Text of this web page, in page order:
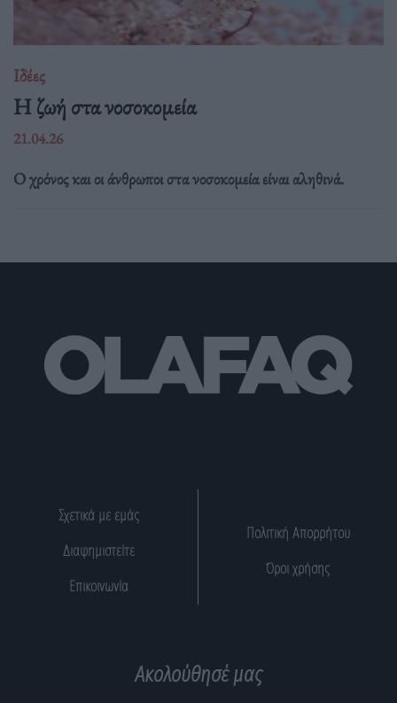
Ιδέες
Η ζωή στα νοσοκομεία
21.04.26
Ο χρόνος και οι άνθρωποι στα νοσοκομεία είναι αληθινά.
Σχετικά με εμάς
Διαφημιστείτε
Επικοινωνία
Πολιτική Απορρήτου
Όροι χρήσης
Ακολούθησέ μας